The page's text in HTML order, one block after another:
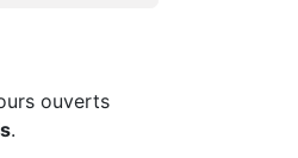
ouverts
.